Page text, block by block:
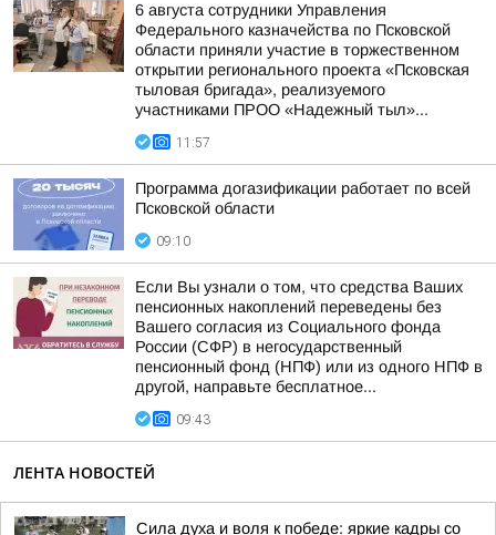
6 августа сотрудники Управления
Федерального казначейства по Псковской
области приняли участие в торжественном
открытии регионального проекта «Псковская
тыловая бригада», реализуемого
участниками ПРОО «Надежный тыл»...
11:57
Программа догазификации работает по всей
Псковской области
09:10
Если Вы узнали о том, что средства Ваших
пенсионных накоплений переведены без
Вашего согласия из Социального фонда
России (СФР) в негосударственный
пенсионный фонд (НПФ) или из одного НПФ в
другой, направьте бесплатное...
09:43
ЛЕНТА НОВОСТЕЙ
Сила духа и воля к победе: яркие кадры со